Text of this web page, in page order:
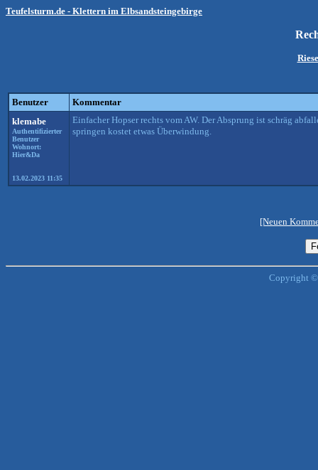
Teufelsturm.de - Klettern im Elbsandsteingebirge
Benutzer
Kommentar
klemabe
Authentifizierter
Benutzer
Wohnort:
Hier&Da
13.02.2023 11:35
Einfacher Hopser rechts vom AW. Der Absprung ist schräg
springen kostet etwas Überwindung.
[Neuen
Copyright ©